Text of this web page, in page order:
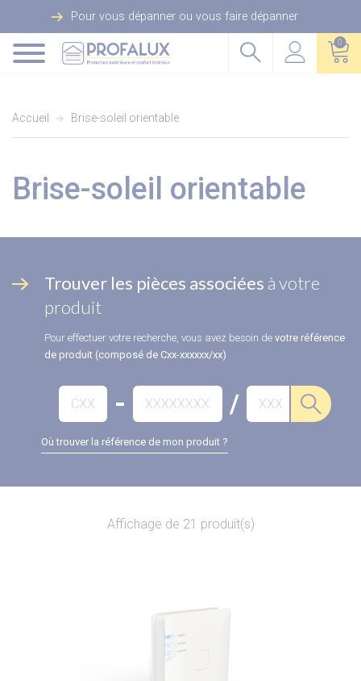
Pour vous dépanner ou vous faire dépanner
0
Accueil Brise-soleil orientable
Brise-soleil orientable
Trouver les pièces associées à votre
produit
Pour effectuer votre recherche, vous avez besoin de votre référence
de produit (composé de Cxx-xxxxxx/xx)
- /
Où trouver la référence de mon produit ?
Affichage de 21 produit(s)